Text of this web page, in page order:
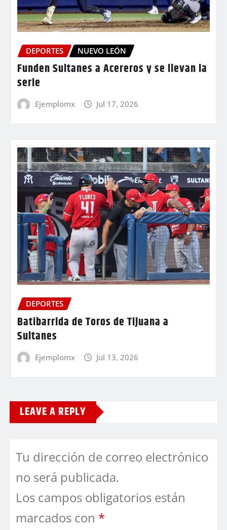
DEPORTES NUEVO LEÓN
Funden Sultanes a Acereros y se llevan la
serie
Ejemplomx Jul 17, 2026
DEPORTES
Batibarrida de Toros de Tijuana a
Sultanes
Ejemplomx Jul 13, 2026
LEAVE A REPLY
Tu dirección de correo electrónico
no será publicada.
Los campos obligatorios están
marcados con *